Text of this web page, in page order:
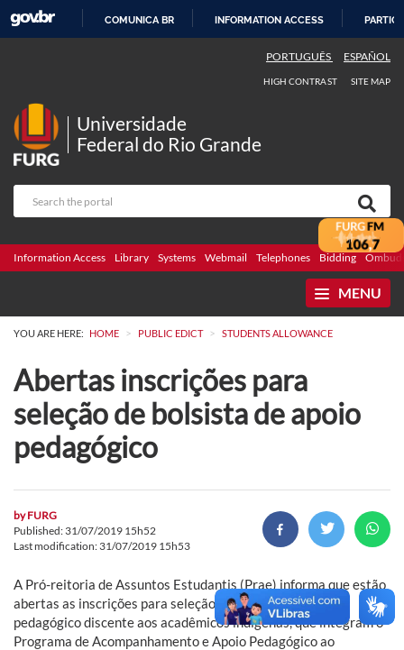
COMUNICA BR INFORMATION ACCESS
PORTUGUÊS ESPAÑOL
HIGH CONTRAST SITE MAP
Universidade
Federal do Rio Grande
Information Access Library Systems Webmail Telephones Bidding
MENU
YOU ARE HERE: HOME > PUBLIC EDICT > STUDENTS ALLOWANCE
Abertas inscrições para
seleção de bolsista de apoio
pedagógico
byFURG
Published: 31/07/2019 15h52
Last modification: 31/07/2019 15h53
A Pró-reitoria de Assuntos Estudantis (Prae) informa que estão
abertas as inscrições para seleção de bolsista de apoio
pedagógico discente aos acadêmicos indígenas, que integram o
Programa de Acompanhamento e Apoio Pedagógico ao